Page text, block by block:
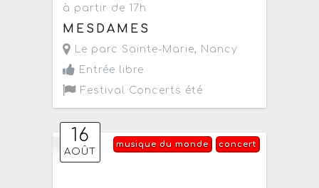
à partir de 17h
MESDAMES
Le parc Sainte-Marie, Nancy
Entrée libre
Festival Concerts été
16
AOÛT
concert
musique du monde